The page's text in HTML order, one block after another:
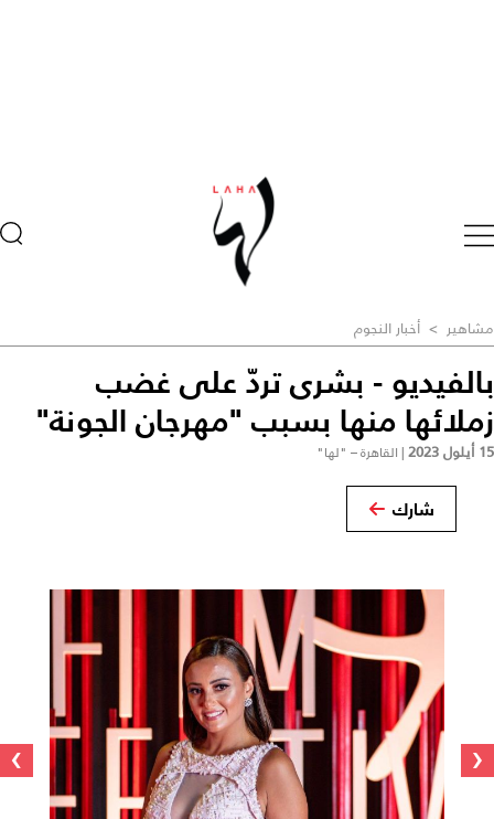
مشاهير > أخبار النجوم
بالفيديو - بشرى تردّ على غضب
زملائها منها بسبب "مهرجان الجونة"
15 أيلول 2023 | القاهرة – "لها"
شارك
‹
›